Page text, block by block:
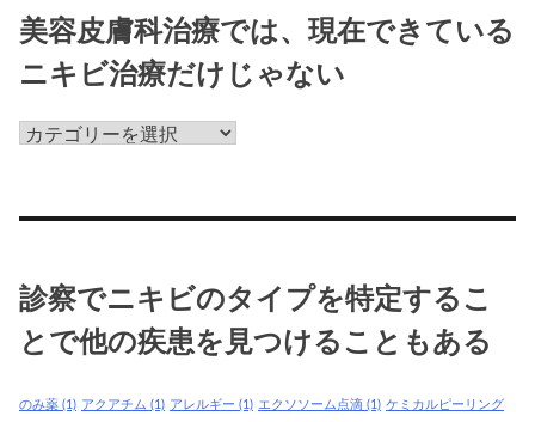
美容皮膚科治療では、現在できている
ニキビ治療だけじゃない
美
膚
療
で
診察でニキビのタイプを特定するこ
とで他の疾患を見つけることもある
のみ薬 (1) アクアチム (1) アレルギー (1) エクソソーム点滴 (1) ケミカルピーリング